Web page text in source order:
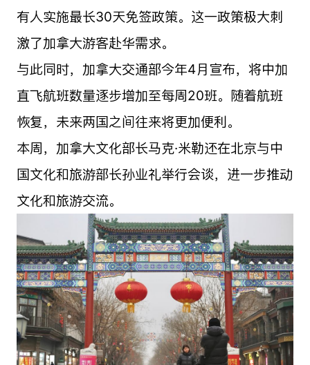
有人实施最长30天免签政策。这一政策极大刺
激了加拿大游客赴华需求。
与此同时，加拿大交通部今年4月宣布，将中加
直飞航班数量逐步增加至每周20班。随着航班
恢复，未来两国之间往来将更加便利。
本周，加拿大文化部长马克·米勒还在北京与中
国文化和旅游部长孙业礼举行会谈，进一步推动
文化和旅游交流。